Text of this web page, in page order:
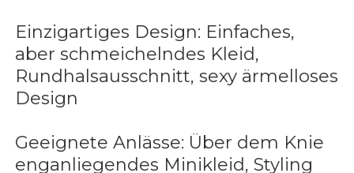
Einzigartiges Design: Einfaches,
aber schmeichelndes Kleid,
Rundhalsausschnitt, sexy ärmelloses
Design
Geeignete Anlässe: Über dem Knie
enganliegendes Minikleid, Styling